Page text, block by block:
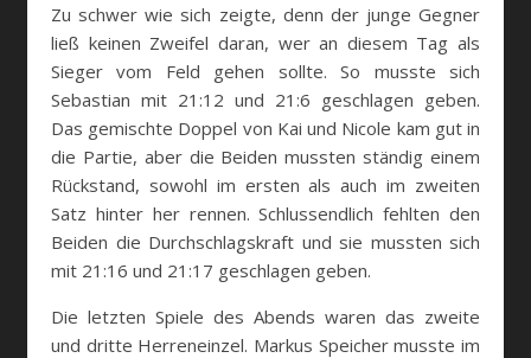
Zu schwer wie sich zeigte, denn der junge Gegner
ließ keinen Zweifel daran, wer an diesem Tag als
Sieger vom Feld gehen sollte. So musste sich
Sebastian mit 21:12 und 21:6 geschlagen geben.
Das gemischte Doppel von Kai und Nicole kam gut in
die Partie, aber die Beiden mussten ständig einem
Rückstand, sowohl im ersten als auch im zweiten
Satz hinter her rennen. Schlussendlich fehlten den
Beiden die Durchschlagskraft und sie mussten sich
mit 21:16 und 21:17 geschlagen geben.
Die letzten Spiele des Abends waren das zweite
und dritte Herreneinzel. Markus Speicher musste im